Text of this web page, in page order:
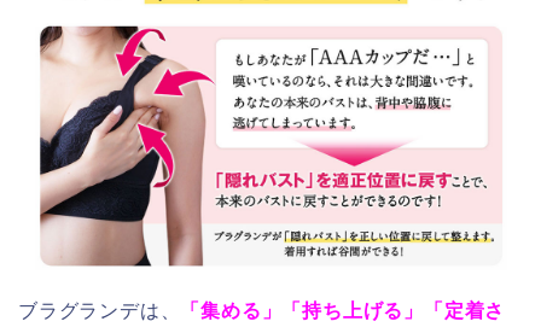
ブラグランデは、
「集める」「持ち上げる」「定着さ